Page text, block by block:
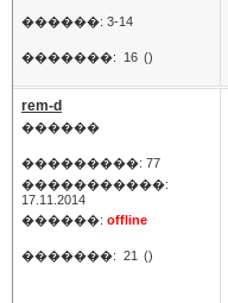
������: 3-14
�������: 16 ()
rem-d
������
���������: 77
�����������:
17.11.2014
������: offline
�������: 21 ()